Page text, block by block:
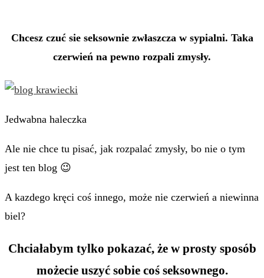
Chcesz czuć sie seksownie zwłaszcza w sypialni. Taka
czerwień na pewno rozpali zmysły.
Jedwabna haleczka
Ale nie chce tu pisać, jak rozpalać zmysły, bo nie o tym
jest ten blog 😉
A kazdego kręci coś innego, może nie czerwień a niewinna
biel?
Chciałabym tylko pokazać, że w prosty sposób
możecie uszyć sobie coś seksownego.